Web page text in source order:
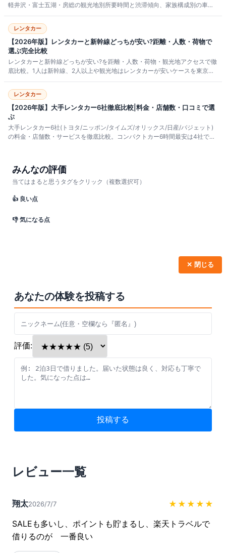
軽井沢・富士五湖・房総の観光地別所要時間と渋滞傾向、家族構成別の車種
避と早期予約のコツも掲載。
レンタカー
【2026年版】レンタカーと新幹線どっちが安い?距離・人数・荷物で
選ぶ完全比較
レンタカーと新幹線どっちが安い?を距離・人数・荷物・観光地アクセスで徹
底比較。1人は新幹線、2人以上や観光地はレンタカーが安いケースを東京発5
す。
レンタカー
【2026年版】大手レンタカー6社徹底比較|料金・店舗数・口コミで選
ぶ
大手レンタカー6社(トヨタ/ニッポン/タイムズ/オリックス/日産/バジェット)
の料金・店舗数・サービスを徹底比較。コンパクトカー6時間最安は4社で約
みんなの評価
当てはまると思うタグをクリック（複数選択可）
👍 良い点
👎 気になる点
✕ 閉じる
あなたの体験を投稿する
評価:
投稿する
レビュー一覧
翔太2026/7/7
★★★★★
SALEも多いし、ポイントも貯まるし、楽天トラベルで
借りるのが　一番良い